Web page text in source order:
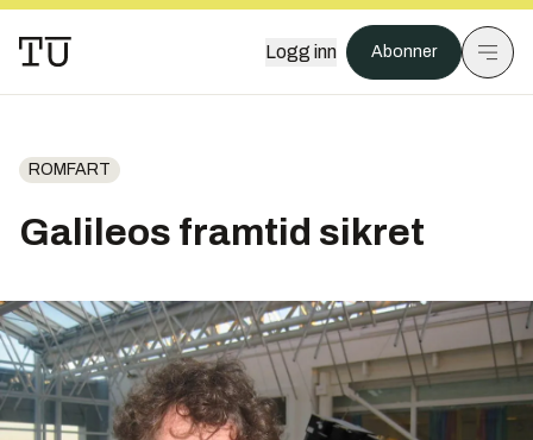
Logg inn Abonner
ROMFART
Galileos framtid sikret